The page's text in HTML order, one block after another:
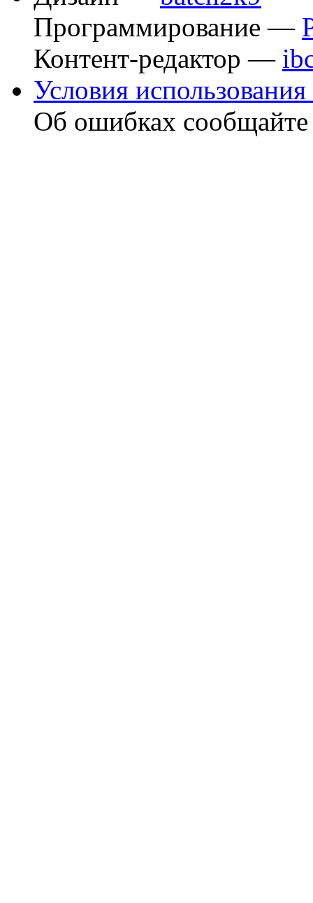
Программирование —
Контент-редактор —
Условия использования
Об ошибках